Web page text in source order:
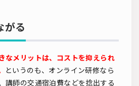
がる
なメリットは、コストを抑えられ
というのも、オンライン研修なら
講師の交通宿泊費などを捻出する